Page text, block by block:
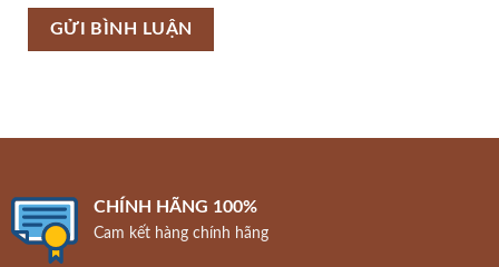
CHÍNH HÃNG 100%
Cam kết hàng chính hãng